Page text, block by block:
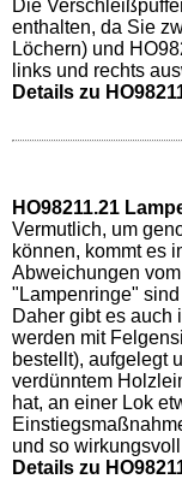
Die
enthalten, da Sie
Löchern) und
links und rechts
Details zu
HO98211.21
Vermutlich, um
können, kommt es
Abweichungen
"Lampenringe"
Daher gibt es auch
werden mit
bestellt), aufgelegt
verdünntem
hat, an einer Lok
und so
Details zu